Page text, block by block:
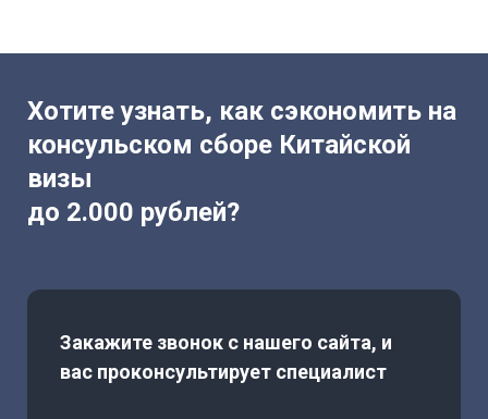
Хотите узнать, как сэкономить на
консульском сборе Китайской
визы
до 2.000 рублей?
Закажите звонок с нашего сайта, и
вас проконсультирует специалист